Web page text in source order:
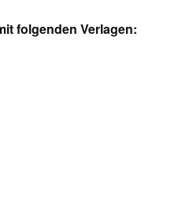
folgenden Verlagen: